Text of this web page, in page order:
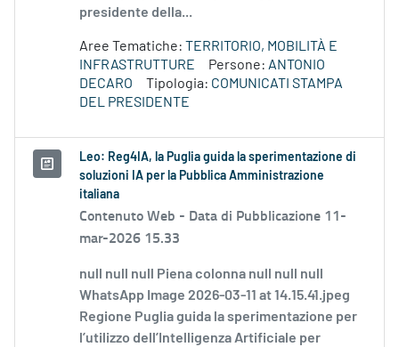
presidente della...
Aree Tematiche: TERRITORIO, MOBILITÀ E
INFRASTRUTTURE
Persone: ANTONIO
DECARO
Tipologia: COMUNICATI STAMPA
DEL PRESIDENTE
Leo: Reg4IA, la Puglia guida la sperimentazione di
soluzioni IA per la Pubblica Amministrazione
italiana
Contenuto Web - Data di Pubblicazione 11-
mar-2026 15.33
null null null Piena colonna null null null
WhatsApp Image 2026-03-11 at 14.15.41.jpeg
Regione Puglia guida la sperimentazione per
l’utilizzo dell’Intelligenza Artificiale per